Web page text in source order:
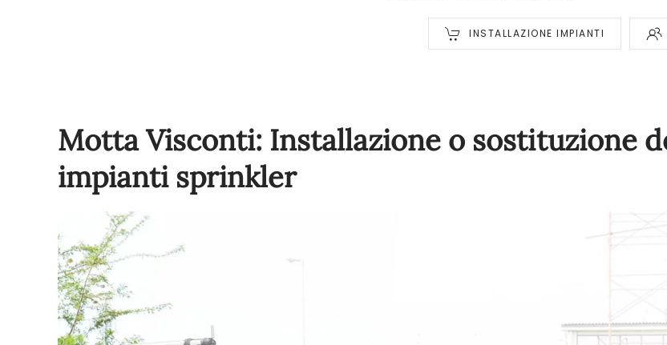
INSTALLAZIONE IMPIANTI
Motta Visconti: Installazione o sostituzione
impianti sprinkler